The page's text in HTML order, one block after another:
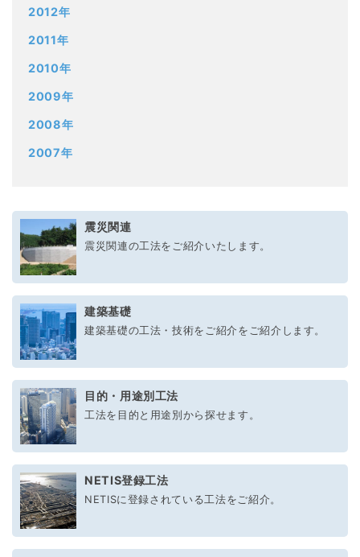
2012年
2011年
2010年
2009年
2008年
2007年
震災関連
震災関連の工法をご紹介いたします。
建築基礎
建築基礎の工法・技術をご紹介をご紹介します。
目的・用途別工法
工法を目的と用途別から探せます。
NETIS登録工法
NETISに登録されている工法をご紹介。